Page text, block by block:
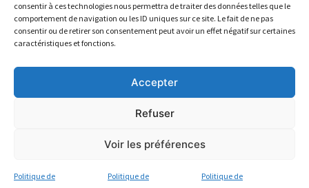
consentir à ces technologies nous permettra de traiter des données telles que le
comportement de navigation ou les ID uniques sur ce site. Le fait de ne pas
consentir ou de retirer son consentement peut avoir un effet négatif sur certaines
caractéristiques et fonctions.
Accepter
Refuser
Voir les préférences
Politique de
Politique de
Politique de
Saisissez votre adresse e-mail…
Abonnez-vous
Themes.